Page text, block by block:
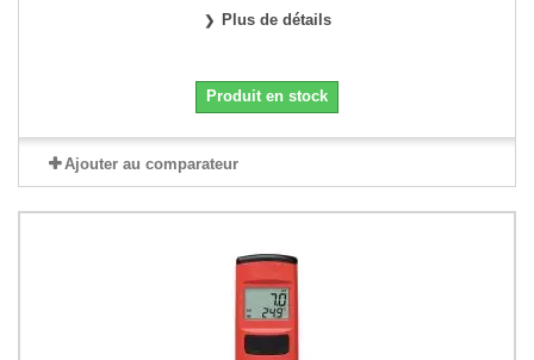
Plus de détails
Produit en stock
Ajouter au comparateur